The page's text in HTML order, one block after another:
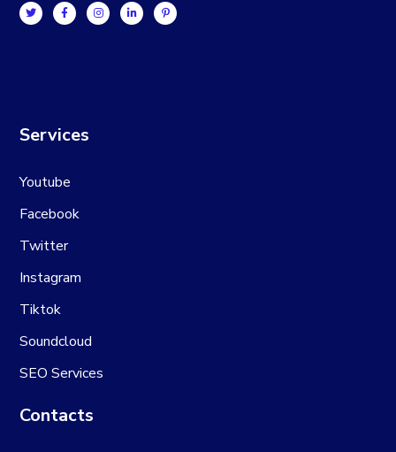
Services
Youtube
Facebook
Twitter
Instagram
Tiktok
Soundcloud
SEO Services
Contacts